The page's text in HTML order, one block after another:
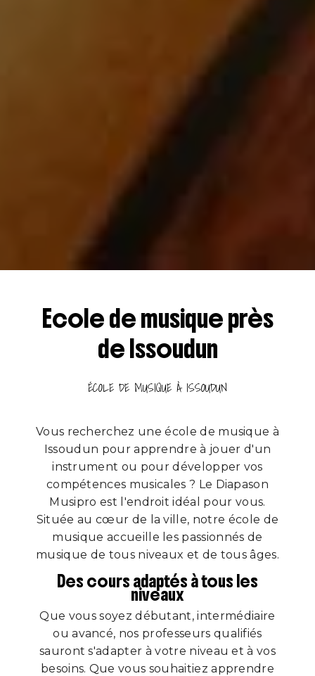
Ecole de musique près
de Issoudun
ÉCOLE DE MUSIQUE À ISSOUDUN
Vous recherchez une école de musique à
Issoudun pour apprendre à jouer d'un
instrument ou pour développer vos
compétences musicales ? Le Diapason
Musipro est l'endroit idéal pour vous.
Située au cœur de la ville, notre école de
musique accueille les passionnés de
musique de tous niveaux et de tous âges.
Des cours adaptés à tous les
niveaux
Que vous soyez débutant, intermédiaire
ou avancé, nos professeurs qualifiés
sauront s'adapter à votre niveau et à vos
besoins. Que vous souhaitiez apprendre